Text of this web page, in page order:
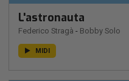
L'astronauta
Federico Stragà - Bobby Solo
MIDI